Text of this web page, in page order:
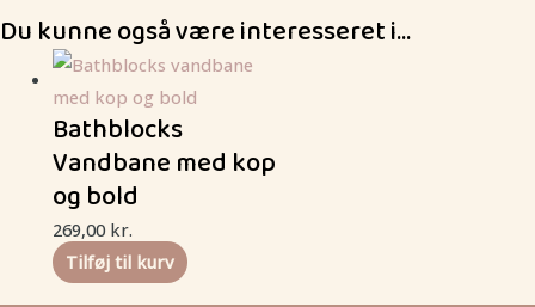
Du kunne også være interesseret i…
Bathblocks
Vandbane med kop
og bold
269,00 kr.
Tilføj til kurv